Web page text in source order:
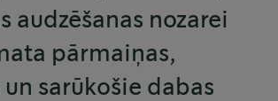
audzēšanas nozarei
pārmaiņas,
sarūkošie dabas